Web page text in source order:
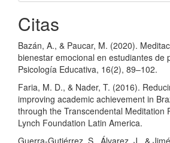
Citas
Bazán, A., & Paucar, M. (2020).
bienestar emocional en estudiantes de
Psicología Educativa, 16(2), 89–102.
Faria, M. D., & Nader, T. (2016).
improving academic achievement in
through the Transcendental Meditation
Lynch Foundation Latin America.
Guerra-Gutiérrez, S., Álvarez, J., &